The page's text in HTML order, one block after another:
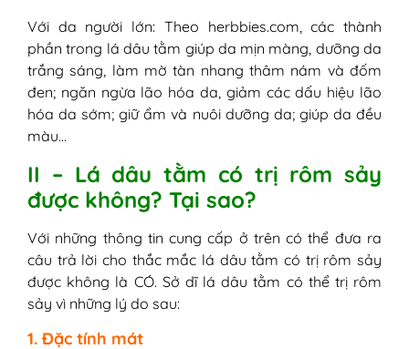
Với da người lớn: Theo herbbies.com, các thành
phần trong lá dâu tằm giúp da mịn màng, dưỡng da
trắng sáng, làm mờ tàn nhang thâm nám và đốm
đen; ngăn ngừa lão hóa da, giảm các dấu hiệu lão
hóa da sớm; giữ ẩm và nuôi dưỡng da; giúp da đều
màu…
II – Lá dâu tằm có trị rôm sảy
được không? Tại sao?
Với những thông tin cung cấp ở trên có thể đưa ra
câu trả lời cho thắc mắc lá dâu tằm có trị rôm sảy
được không là CÓ. Sở dĩ lá dâu tằm có thể trị rôm
sảy vì những lý do sau:
1. Đặc tính mát